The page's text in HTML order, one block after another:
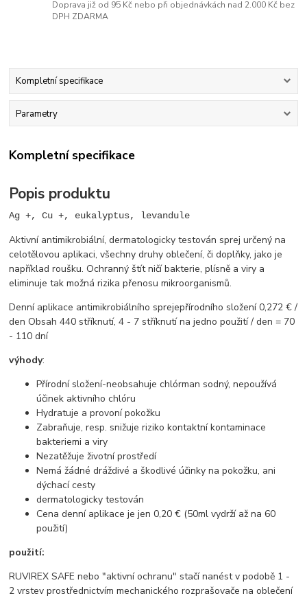
Doprava již od 95 Kč nebo při objednávkách nad 2.000 Kč bez
DPH ZDARMA
Kompletní specifikace
Parametry
Kompletní specifikace
Popis produktu
Ag +, Cu +, eukalyptus, levandule
Aktivní antimikrobiální, dermatologicky testován sprej určený na
celotělovou aplikaci, všechny druhy oblečení, či doplňky, jako je
například roušku. Ochranný štít ničí bakterie, plísně a viry a
eliminuje tak možná rizika přenosu mikroorganismů.
Denní aplikace antimikrobiálního sprejepřírodního složení 0,272 € /
den Obsah 440 stříknutí, 4 - 7 stříknutí na jedno použití / den = 70
- 110 dní
výhody:
Přírodní složení-neobsahuje chlórman sodný, nepoužívá
účinek aktivního chlóru
Hydratuje a provoní pokožku
Zabraňuje, resp. snižuje riziko kontaktní kontaminace
bakteriemi a viry
Nezatěžuje životní prostředí
Nemá žádné dráždivé a škodlivé účinky na pokožku, ani
dýchací cesty
dermatologicky testován
Cena denní aplikace je jen 0,20 € (50ml vydrží až na 60
použití)
použití:
RUVIREX SAFE nebo "aktivní ochranu" stačí nanést v podobě 1 -
2 vrstev prostřednictvím mechanického rozprašovače na oblečení